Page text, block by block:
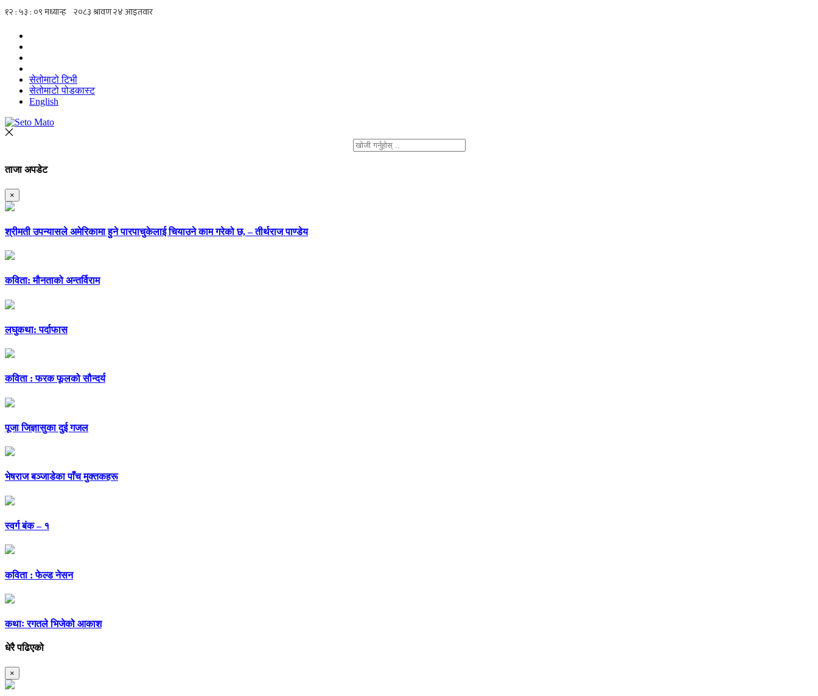
सेतोमाटो टिभी
सेतोमाटो पोडकास्ट
English
ताजा अपडेट
×
श्रीमती उपन्यासले अमेरिकामा हुने पारपाचुकेलाई चियाउने काम गरेको छ, – तीर्थराज पाण्डेय
कविता: मौनताको अन्तर्विराम
लघुकथा: पर्दाफास
कविता : फरक फूलको सौन्दर्य
पूजा जिज्ञासुका दुई गजल
भेषराज बञ्जाडेका पाँच मुक्तकहरू
स्वर्ग बंक – १
कविता : फेल्ड नेसन
कथाः रगतले भिजेको आकाश
धेरै पढिएको
×